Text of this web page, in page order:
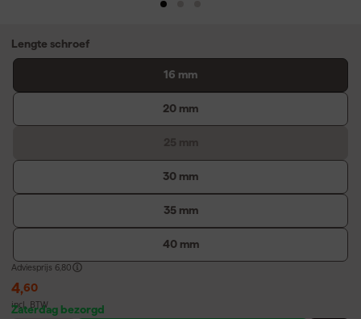
Lengte schroef
16 mm
20 mm
30 mm
35 mm
40 mm
Adviesprijs 6,80
4,60
incl. BTW
Zaterdag bezorgd